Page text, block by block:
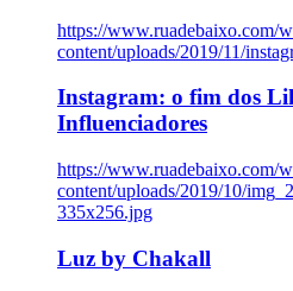
https://www.ruadebaixo.com/
content/uploads/2019/11/
Instagram: o fim dos
Influenciadores
https://www.ruadebaixo.com/
content/uploads/2019/10/
335x256.jpg
Luz by Chakall